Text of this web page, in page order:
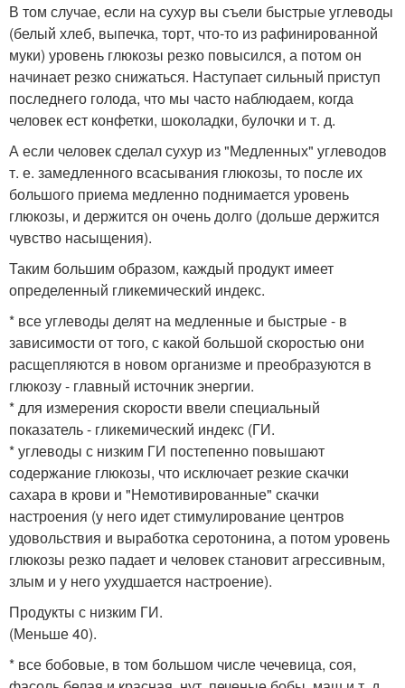
В том случае, если на сухур вы съели быстрые углеводы
(белый хлеб, выпечка, торт, что-то из рафинированной
муки) уровень глюкозы резко повысился, а потом он
начинает резко снижаться. Наступает сильный приступ
последнего голода, что мы часто наблюдаем, когда
человек ест конфетки, шоколадки, булочки и т. д.
А если человек сделал сухур из "Медленных" углеводов
т. е. замедленного всасывания глюкозы, то после их
большого приема медленно поднимается уровень
глюкозы, и держится он очень долго (дольше держится
чувство насыщения).
Таким большим образом, каждый продукт имеет
определенный гликемический индекс.
* все углеводы делят на медленные и быстрые - в
зависимости от того, с какой большой скоростью они
расщепляются в новом организме и преобразуются в
глюкозу - главный источник энергии.
* для измерения скорости ввели специальный
показатель - гликемический индекс (ГИ.
* углеводы с низким ГИ постепенно повышают
содержание глюкозы, что исключает резкие скачки
сахара в крови и "Немотивированные" скачки
настроения (у него идет стимулирование центров
удовольствия и выработка серотонина, а потом уровень
глюкозы резко падает и человек становит агрессивным,
злым и у него ухудшается настроение).
Продукты с низким ГИ.
(Меньше 40).
* все бобовые, в том большом числе чечевица, соя,